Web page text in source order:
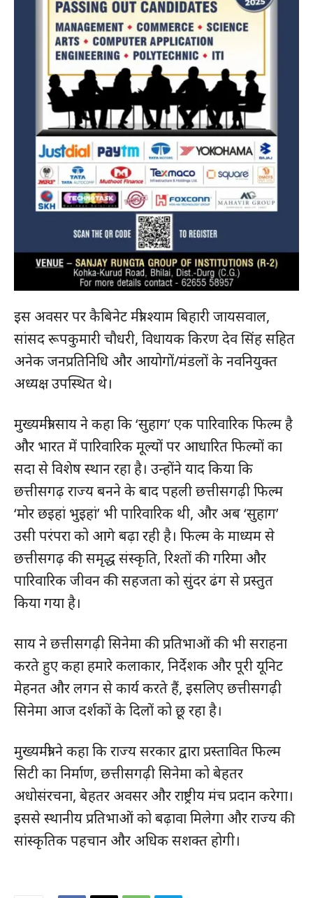
हमसे जुड़े
इस अवसर पर कैबिनेट मंत्री श्याम बिहारी जायसवाल,
सांसद रूपकुमारी चौधरी, विधायक किरण देव सिंह सहित
अनेक जनप्रतिनिधि और आयोगों/मंडलों के नवनियुक्त
अध्यक्ष उपस्थित थे।
मुख्यमंत्री साय ने कहा कि ‘सुहाग’ एक पारिवारिक फिल्म है
और भारत में पारिवारिक मूल्यों पर आधारित फिल्मों का
सदा से विशेष स्थान रहा है। उन्होंने याद किया कि
छत्तीसगढ़ राज्य बनने के बाद पहली छत्तीसगढ़ी फिल्म
‘मोर छइहां भुइहां’ भी पारिवारिक थी, और अब ‘सुहाग’
उसी परंपरा को आगे बढ़ा रही है। फिल्म के माध्यम से
छत्तीसगढ़ की समृद्ध संस्कृति, रिश्तों की गरिमा और
पारिवारिक जीवन की सहजता को सुंदर ढंग से प्रस्तुत
किया गया है।
साय ने छत्तीसगढ़ी सिनेमा की प्रतिभाओं की भी सराहना
करते हुए कहा हमारे कलाकार, निर्देशक और पूरी यूनिट
मेहनत और लगन से कार्य करते हैं, इसलिए छत्तीसगढ़ी
सिनेमा आज दर्शकों के दिलों को छू रहा है।
मुख्यमंत्री ने कहा कि राज्य सरकार द्वारा प्रस्तावित फिल्म
सिटी का निर्माण, छत्तीसगढ़ी सिनेमा को बेहतर
अधोसंरचना, बेहतर अवसर और राष्ट्रीय मंच प्रदान करेगा।
इससे स्थानीय प्रतिभाओं को बढ़ावा मिलेगा और राज्य की
सांस्कृतिक पहचान और अधिक सशक्त होगी।